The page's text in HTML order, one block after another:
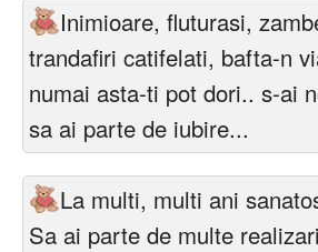
Inimioare, fluturasi,
trandafiri catifelati, bafta-n
numai asta-ti pot dori.. s-ai
sa ai parte de iubire...
La multi, multi ani
Sa ai parte de multe